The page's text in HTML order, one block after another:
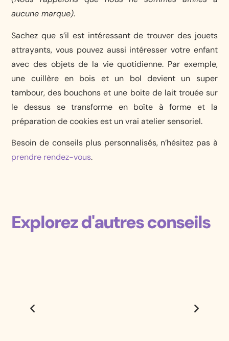
aucune marque).
Sachez que s’il est intéressant de trouver des jouets
attrayants, vous pouvez aussi intéresser votre enfant
avec des objets de la vie quotidienne. Par exemple,
une cuillère en bois et un bol devient un super
tambour, des bouchons et une boite de lait trouée sur
le dessus se transforme en boîte à forme et la
préparation de cookies est un vrai atelier sensoriel.
Besoin de conseils plus personnalisés, n’hésitez pas à
prendre rendez-vous.
Explorez d'autres conseils